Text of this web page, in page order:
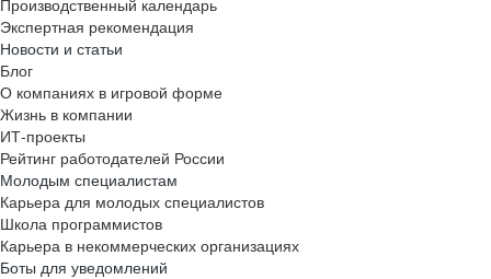
Производственный календарь
Экспертная рекомендация
Новости и статьи
Блог
О компаниях в игровой форме
Жизнь в компании
ИТ-проекты
Рейтинг работодателей России
Молодым специалистам
Карьера для молодых специалистов
Школа программистов
Карьера в некоммерческих организациях
Боты для уведомлений